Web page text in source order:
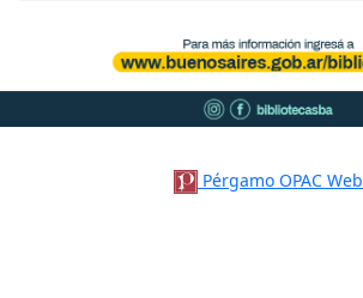
Pérgamo OPAC Web